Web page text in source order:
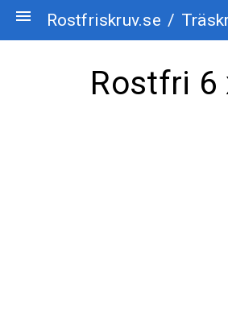
menu Rostfriskruv.se /
Rostfri 6